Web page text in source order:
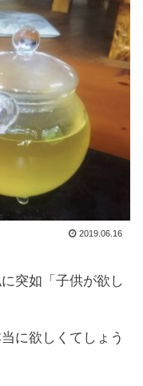
2019.06.16
突如「子供が欲し
に欲しくてしょう